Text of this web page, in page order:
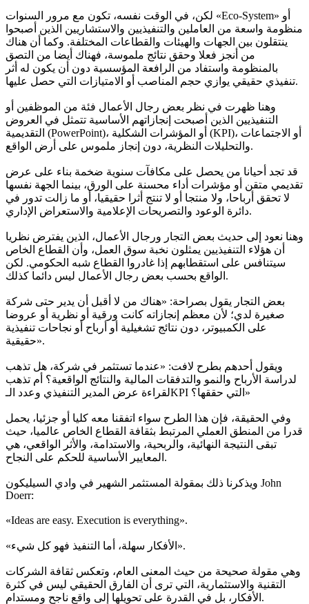
لكن، في الوقت نفسه، تكون مع مرور السنوات «Eco-System» أو
منظومة واسعة من العاملين والتنفيذيين والاستشاريين الذين أصبحوا
ينتقلون بين الجهات والهيئات والقطاعات المختلفة. وكما أن هناك
من أنجز فعلا وحقق نتائج ملموسة، فهناك أيضا من التصق
بالمنظومة واستفاد من الرافعة المؤسسية دون أن يكون له أثر
تنفيذي حقيقي يوازي حجم المناصب أو الامتيازات التي حصل عليها.
وهنا ظهرت في نظر بعض رجال الأعمال فئة من الموظفين أو
التنفيذيين الذين أصبحت إنجازاتهم الأساسية تتمثل في العروض
التقديمية (PowerPoint)، أو المؤشرات الشكلية (KPI)، أو الاجتماعات
والتحليلات النظرية، دون إنجاز ملموس على أرض الواقع.
قد تجد أحيانا من يحصل على مكافآت سنوية ضخمة بناء على عرض
تقديمي متقن أو مؤشرات أداء محسنة على الورق، بينما الجهة نفسها
لا تحقق أرباحا، ولا منتجا أو لا تنتج أثرا حقيقيا، أو ما زالت تدور في
دائرة الوعود والتصريحات الإعلامية والاستعراض الإداري.
وهنا نعود إلى حديث بعض التجار ورجال الأعمال، الذين يفترض نظريا
أن هؤلاء التنفيذيين يمثلون نخبة سوق العمل، وأن القطاع الخاص
سيتنافس على استقطابهم إذا غادروا القطاع شبه الحكومي. لكن
الواقع بحسب بعض رجال الأعمال ليس دائما كذلك.
بعض التجار يقول بصراحة: «هناك من لا أقبل أن يدير حتى شركة
صغيرة لدي؛ لأن معظم إنجازاته كانت ورقية أو نظرية أو عروضا
على الكمبيوتر، دون نتائج تشغيلية أو أرباح أو نجاحات تنفيذية
حقيقية».
ويقول أحدهم بطرح لافت: «عندما تستثمر في شركة، هل تذهب
لدراسة الأرباح والنمو والتدفقات المالية والنتائج الواقعية؟ أم تذهب
لقراءة عرض المدير التنفيذي وعدد الـKPI التي حققها؟»
وفي الحقيقة، فإن هذا الطرح سواء اتفقنا معه كليا أو جزئيا، يحمل
قدرا من المنطق العملي المرتبط بثقافة القطاع الخاص عالميا، حيث
تبقى النتيجة النهائية، والربحية، والاستدامة، والأثر الواقعي، هي
المعايير الأساسية للحكم على النجاح.
ويذكرنا ذلك بمقولة المستثمر الشهير في وادي السيليكون John
Doerr:
«Ideas are easy. Execution is everything».
«الأفكار سهلة، أما التنفيذ فهو كل شيء».
وهي مقولة صحيحة من حيث المعنى العام، وتعكس ثقافة الشركات
التقنية والاستثمارية، التي ترى أن الفارق الحقيقي ليس في كثرة
الأفكار، بل في القدرة على تحويلها إلى واقع ناجح ومستدام.